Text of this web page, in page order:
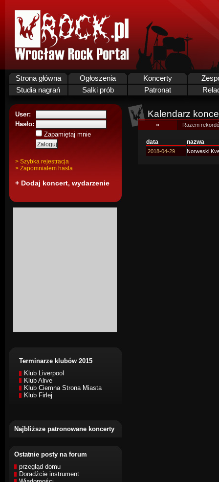
Strona główna Ogłoszenia Koncerty
Studia nagrań
Salki prób Patronat
User:
Hasło:
Zapamiętaj mnie
> Szybka rejestracja
> Zapomnialem hasla
+ Dodaj koncert, wydarzenie
Terminarze klubów 2015
Klub Liverpool
Klub Alive
Klub Ciemna Strona Miasta
Klub Firlej
Najbliższe patronowane koncerty
Ostatnie posty na forum
przegląd domu
Doradźcie instrument
Kalendarz
» Razem
data nazwa
2018-04-29 Norweski